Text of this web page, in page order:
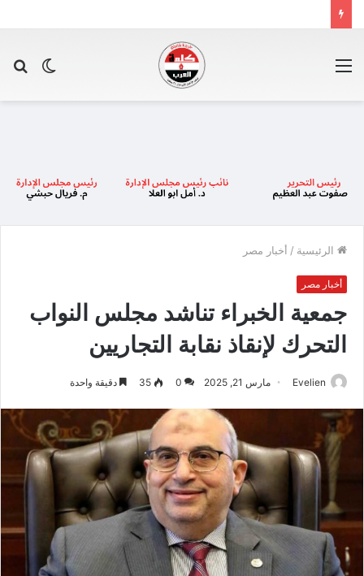
الوضع
الرئيسية / أخبار مصر
أخبار مصر
جمعية الخبراء تناشد مجلس النواب
التحرك لإنقاذ نقابة التجاريين
Evelien مارس 21, 2025 0
35 دقيقة واحدة